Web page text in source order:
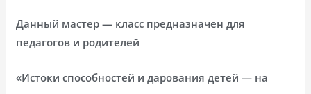
Данный мастер — класс предназначен для
педагогов и родителей
«Истоки способностей и дарования детей — на